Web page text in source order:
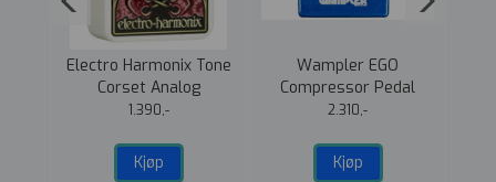
Electro Harmonix Tone
Corset Analog
Compressor Pedal
1.390,-
Kjøp
Wampler EGO
Compressor Pedal
2.310,-
Kjøp